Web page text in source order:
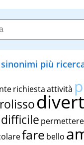
più
richiestaattività
difficile permettere
fare bello